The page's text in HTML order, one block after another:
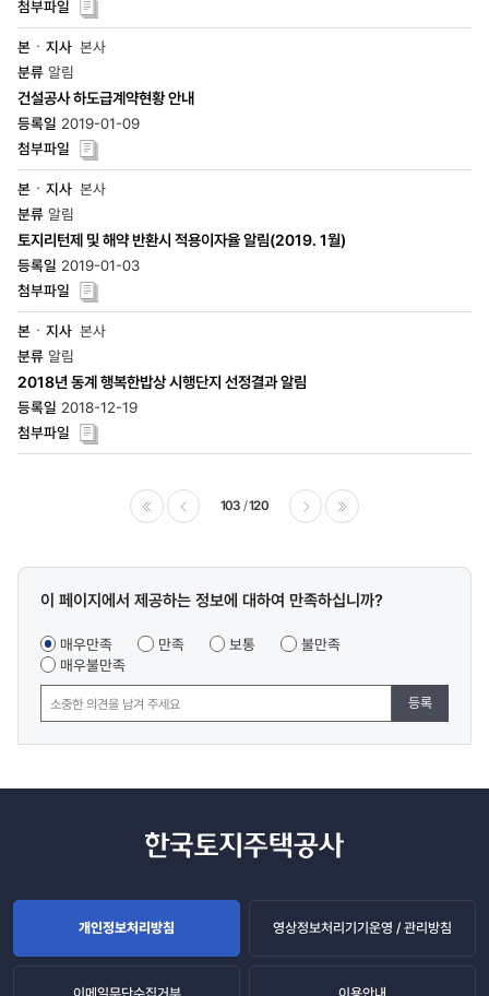
본사
알림
건설공사 하도급계약현황 안내
2019-01-09
본사
알림
토지리턴제 및 해약 반환시 적용이자율 알림(2019. 1월)
2019-01-03
본사
알림
2018년 동계 행복한밥상 시행단지 선정결과 알림
2018-12-19
103 120
콘텐츠
조사
이 페이지에서 제공하는 정보에 대하여 만족하십니까?
매우만족 만족 보통
불만족
매우불만족
등록
개인정보처리방침 영상정보처리기기운영 / 관리방침